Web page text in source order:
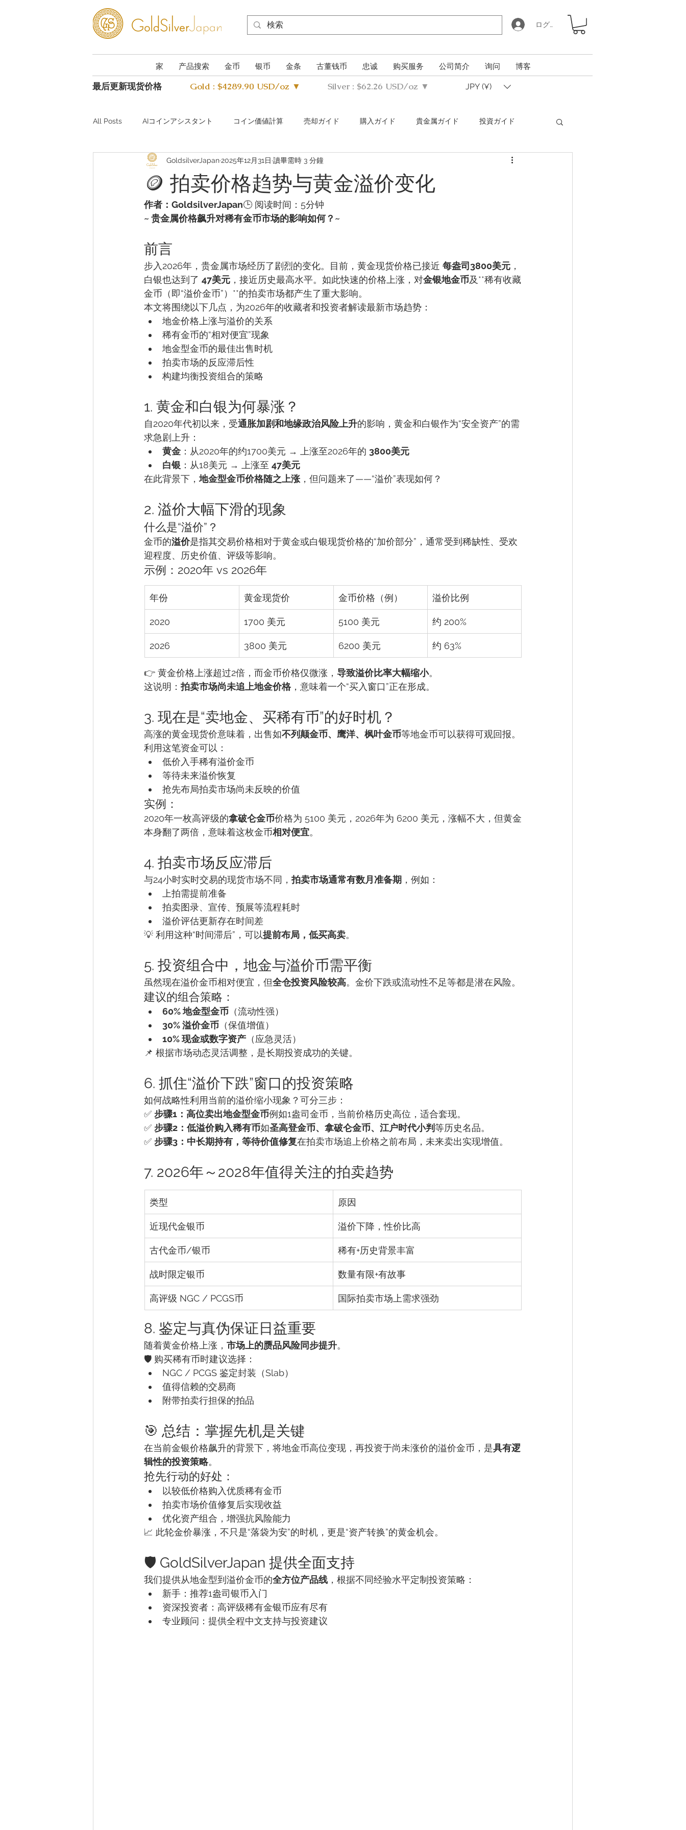
ログイン
家 产品搜索 金币 银币 金条 古董钱币 忠诚 购买服务 公司简介 询问 博客
最后更新现货价格 Gold : $4289.90 USD/oz ▼ Silver : $62.26 USD/oz ▼ JPY (¥)
All Posts AIコインアシスタント ​コイン価値計算 売却ガイド 購入ガイド 貴金属ガイド 投資ガイド
Investing guide Q&A Precious Metals Guide Q&A Buying Guide Q&A Coin Calculator Q&A
AI Coin Assistant Q&A Coin Authentication Guide
🪙 拍卖价格趋势与黄金溢价变化
GoldsilverJapan2025年12月31日 讀畢需時 3 分鐘
作者：GoldsilverJapan🕒 阅读时间：5分钟
~ 贵金属价格飙升对稀有金币市场的影响如何？~
前言
步入2026年，贵金属市场经历了剧烈的变化。目前，黄金现货价格已接近 每盎司3800美元 ，
白银也达到了 47美元 ，接近历史最高水平。如此快速的价格上涨，对金银地金币及**稀有收藏
金币（即“溢价金币”）**的拍卖市场都产生了重大影响。
本文将围绕以下几点，为2026年的收藏者和投资者解读最新市场趋势：
地金价格上涨与溢价的关系
稀有金币的“相对便宜”现象
地金型金币的最佳出售时机
拍卖市场的反应滞后性
构建均衡投资组合的策略
1. 黄金和白银为何暴涨？
自2020年代初以来，受通胀加剧和地缘政治风险上升的影响，黄金和白银作为“安全资产”的需
求急剧上升：
黄金 ：从2020年的约1700美元 → 上涨至2026年的 3800美元
白银 ：从18美元 → 上涨至 47美元
在此背景下，地金型金币价格随之上涨 ，但问题来了——“溢价”表现如何？
2. 溢价大幅下滑的现象
什么是“溢价”？
金币的溢价是指其交易价格相对于黄金或白银现货价格的“加价部分”，通常受到稀缺性、受欢
迎程度、历史价值、评级等影响。
示例：2020年 vs 2026年
年份 黄金现货价 金币价格（例） 溢价比例
2020 1700 美元 5100 美元 约 200%
2026 3800 美元 6200 美元 约 63%
👉 黄金价格上涨超过2倍，而金币价格仅微涨， 导致溢价比率大幅缩小。
这说明：拍卖市场尚未追上地金价格，意味着一个“买入窗口”正在形成。
3. 现在是“卖地金、买稀有币”的好时机？
高涨的黄金现货价意味着，出售如不列颠金币、鹰洋、枫叶金币等地金币可以获得可观回报。
利用这笔资金可以：
低价入手稀有溢价金币
等待未来溢价恢复
抢先布局拍卖市场尚未反映的价值
实例：
2020年一枚高评级的拿破仑金币价格为 5100 美元，2026年为 6200 美元，涨幅不大，但黄金
本身翻了两倍，意味着这枚金币相对便宜。
4. 拍卖市场反应滞后
与24小时实时交易的现货市场不同，拍卖市场通常有数月准备期 ，例如：
上拍需提前准备
拍卖图录、宣传、预展等流程耗时
溢价评估更新存在时间差
💡 利用这种“时间滞后”，可以提前布局，低买高卖。
5. 投资组合中，地金与溢价币需平衡
虽然现在溢价金币相对便宜，但全仓投资风险较高。金价下跌或流动性不足等都是潜在风险。
建议的组合策略：
60% 地金型金币 （流动性强）
30% 溢价金币 （保值增值）
10% 现金或数字资产 （应急灵活）
📌 根据市场动态灵活调整，是长期投资成功的关键。
6. 抓住“溢价下跌”窗口的投资策略
如何战略性利用当前的溢价缩小现象？可分三步：
✅ 步骤1：高位卖出地金型金币例如1盎司金币，当前价格历史高位，适合套现。
✅ 步骤2：低溢价购入稀有币如圣高登金币、拿破仑金币、江户时代小判等历史名品。
✅ 步骤3：中长期持有，等待价值修复在拍卖市场追上价格之前布局，未来卖出实现增值。
7. 2026年～2028年值得关注的拍卖趋势
类型 原因
近现代金银币 溢价下降，性价比高
古代金币/银币 稀有+历史背景丰富
战时限定银币 数量有限+有故事
高评级 NGC / PCGS币 国际拍卖市场上需求强劲
8. 鉴定与真伪保证日益重要
随着黄金价格上涨， 市场上的赝品风险同步提升。
🛡️ 购买稀有币时建议选择：
NGC / PCGS 鉴定封装（Slab）
值得信赖的交易商
附带拍卖行担保的拍品
🎯 总结：掌握先机是关键
在当前金银价格飙升的背景下，将地金币高位变现，再投资于尚未涨价的溢价金币，是具有逻
辑性的投资策略。
抢先行动的好处：
以较低价格购入优质稀有金币
拍卖市场价值修复后实现收益
优化资产组合，增强抗风险能力
📈 此轮金价暴涨，不只是“落袋为安”的时机，更是“资产转换”的黄金机会。
🛡️ GoldSilverJapan 提供全面支持
我们提供从地金型到溢价金币的全方位产品线 ，根据不同经验水平定制投资策略：
新手：推荐1盎司银币入门
资深投资者：高评级稀有金银币应有尽有
专业顾问：提供全程中文支持与投资建议